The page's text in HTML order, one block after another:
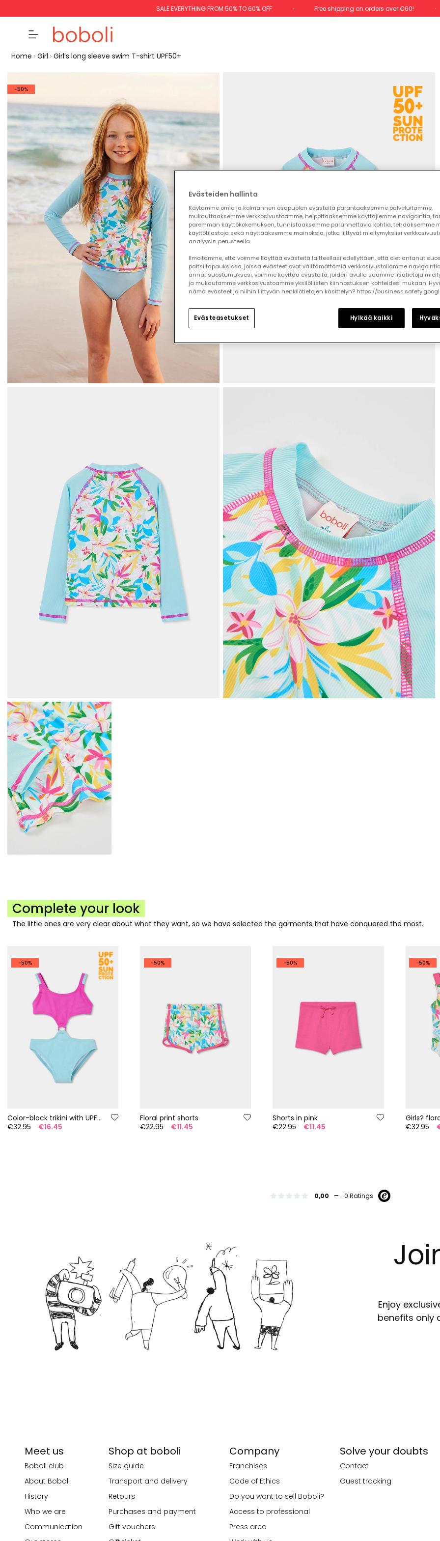
SALE EVERYTHING FROM 50% TO 60% OFF Free shipping on orders over €60!
Home Girl Girl’s long sleeve swim T-shirt UPF50+
-50%
Complete your look
The little ones are very clear about what they want, so we have selected the garments that have conquered the most.
-50%
Color-block trikini with UPF50+
€32.95
€16.45
-50%
Floral print shorts
€22.95
€11.45
-50%
Shorts in pink
€22.95
€11.45
-50%
€32.95
0,00 - 0 Ratings
Enjoy
benefits only
Meet us
Boboli club
About Boboli
History
Who we are
Communication
Shop at boboli
Size guide
Transport and delivery
Retours
Purchases and payment
Gift vouchers
Company
Franchises
Code of Ethics
Do you want to sell Boboli?
Access to professional
Press area
Solve your doubts
Contact
Guest tracking
Evästeiden hallinta
Käytämme omia ja kolmannen osapuolen evästeitä parantaaksemme palveluitamme,
mukauttaaksemme verkkosivustoamme, helpottaaksemme käyttäjiemme navigointia,
paremman käyttökokemuksen, tunnistaaksemme parannettavia kohtia, tehdäksemme
käyttötilastoja sekä näyttääksemme mainoksia, jotka liittyvät mieltymyksiisi
analyysin perusteella.
Ilmoitamme, että voimme käyttää evästeitä laitteellasi edellyttäen, että olet antanut
paitsi tapauksissa, joissa evästeet ovat välttämättömiä verkkosivustollamme
annat suostumuksesi, voimme käyttää evästeitä, joiden avulla saamme lisätietoja
ja mukautamme verkkosivustoamme yksilöllisten kiinnostuksen kohteidesi mukaan.
nämä evästeet ja niihin liittyvän henkilötietojen käsittelyn? https://
Evästeasetukset Hylkää kaikki